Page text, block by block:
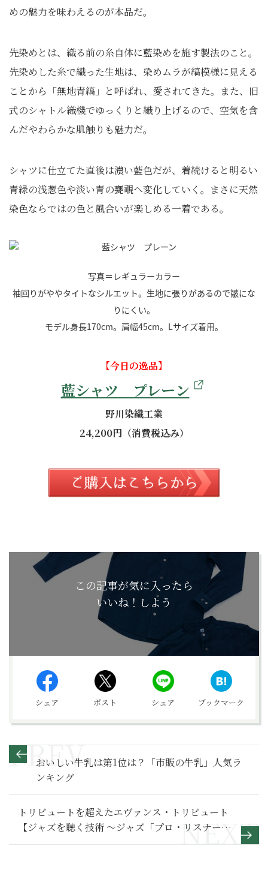
めの魅力を味わえるのが本品だ。
先染めとは、織る前の糸自体に藍染めを施す製法のこと。
先染めした糸で織った生地は、染めムラが縞模様に見える
ことから「無地青縞」と呼ばれ、愛されてきた。また、旧
式のシャトル織機でゆっくりと織り上げるので、空気を含
んだやわらかな肌触りも魅力だ。
シャツに仕立てた直後は濃い藍色だが、着続けると明るい
青緑の浅葱色や淡い青の甕覗へ変化していく。まさに天然
染色ならではの色と風合いが楽しめる一着である。
写真＝レギュラーカラー
袖回りがややタイトなシルエット。生地に張りがあるので皺にな
りにくい。
モデル身長170cm。肩幅45cm。Lサイズ着用。
【今日の逸品】
藍シャツ プレーン
野川染織工業
24,200円（消費税込み）
この記事が気に入ったら
いいね！しよう
シェア ポスト シェア ブックマーク
おいしい牛乳は第1位は？「市販の牛乳」人気ラ
ンキング
トリビュートを超えたエヴァンス・トリビュート
【ジャズを聴く技術 〜ジャズ「プロ・リスナー」
への道163】